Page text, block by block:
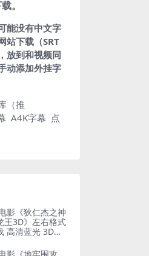
。
能没有中文字
站下载（SRT
放到和视频同
动添加外挂字
（推
A4K字幕 点
影《狄仁杰之神
王3D》左右格式
高清蓝光 3D版